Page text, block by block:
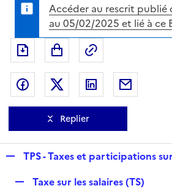
Accéder au rescrit
au 05/02/2025 et lié à ce
Exporter le document au
Partager sur Facebook
Partager sur Twitter
Partager sur
Replier
p
TPS - Taxes et participations
Taxe sur les salaires (TS)